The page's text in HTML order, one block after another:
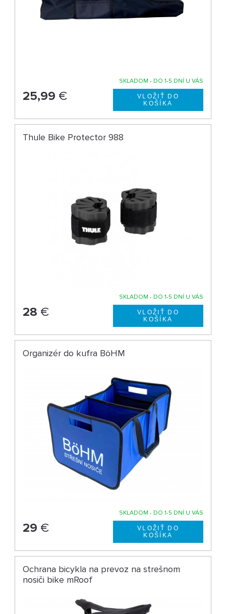
SKLADOM - DO 1-5 DNÍ U VÁS
25,99 €
Thule Bike Protector 988
SKLADOM - DO 1-5 DNÍ U VÁS
28 €
Organizér do kufra BöHM
SKLADOM - DO 1-5 DNÍ U VÁS
29 €
Ochrana bicykla na prevoz na strešnom
nosiči bike mRoof